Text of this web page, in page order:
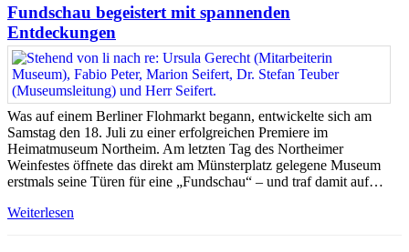
Fundschau begeistert mit spannenden
Entdeckungen
Was auf einem Berliner Flohmarkt begann, entwickelte sich am
Samstag den 18. Juli zu einer erfolgreichen Premiere im
Heimatmuseum Northeim. Am letzten Tag des Northeimer
Weinfestes öffnete das direkt am Münsterplatz gelegene Museum
erstmals seine Türen für eine „Fundschau“ – und traf damit auf…
Weiterlesen